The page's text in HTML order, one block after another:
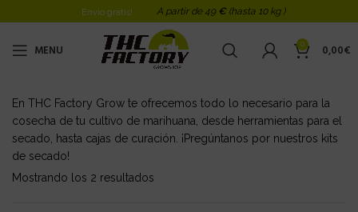
Envio gratis! A partir de 49 € (hasta 10 kg )
MENU 0 0,00€
En THC Factory Grow te ofrecemos todo lo necesario para la
cosecha de tu cultivo de marihuana, desde herramientas para el
secado, hasta cajas de curación. ¡Pregúntanos por nuestros kits
de secado!
Mostrando los 2 resultados